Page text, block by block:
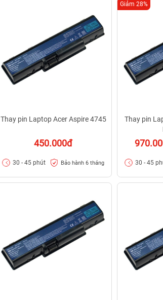
Thay pin Laptop Acer Aspire 4745
450.000đ
30 - 45 phút Bảo hành 6 tháng
Thay pin
Giảm 28%
30 - 45